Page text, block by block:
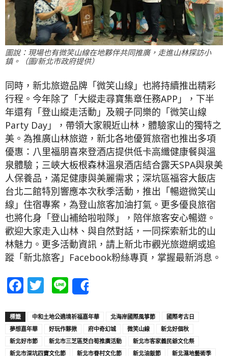
圖說：現場也有微笑山線在地夥伴共同推廣，走進山林探訪小
鎮。（圖/新北市政府提供）
同時，新北旅遊品牌「微笑山線」也將持續推出精彩
行程。今年除了「大縱走尋寶集章任務APP」，下半
年還有「登山縱走活動」及親子同樂的「微笑山線
Party Day」，帶領大家親近山林，體驗家山的獨特之
美。為推廣山林旅遊，新北各地優質旅宿也推出多項
優惠：八里福朋喜來登酒店提供低卡高纖健康餐與溫
泉體驗；三峽大板根森林溫泉酒店結合露天SPA與泉美
人保養品，滿足健康與美麗需求；深坑區福容大飯店
台北二館特別響應本次秋季活動，推出「暢遊微笑山
線」住宿專案，為登山旅客加油打氣。更多優良旅宿
也將化身「登山補給啦啦隊」，陪伴旅客安心暢遊。
歡迎大家走入山林、與自然對話，一同探索新北的山
林魅力。更多活動資訊，請上新北市觀光旅遊網或追
蹤「新北旅客」Facebook粉絲專頁，掌握最新消息。
Facebook
Twitter
Line
標籤 中和土地公遶境祈福嘉年華 北海岸國際風箏節
國際考古日
夢想嘉年華
好玩作夥揪 府中奇幻城 微笑山線
新北好個秋
新北好市節
新北市三芝區茭白筍推廣活動
新北市客家義民爺文化祭
新北市深坑四寶文化節
新北市眷村文化節 新北油飯節
新北濕地藝術季